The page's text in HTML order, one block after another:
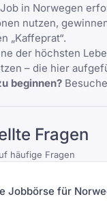
in Norwegen
nutzen,
„Kaffeprat“.
der höchsten
– die hier
beginnen?
Fragen
häufige Fragen
Jobbörse für